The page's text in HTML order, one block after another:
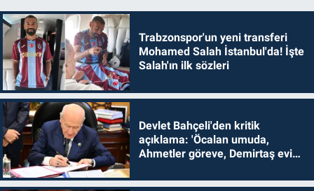
Trabzonspor'un yeni transferi
Mohamed Salah İstanbul'da! İşte
Salah'ın ilk sözleri
Devlet Bahçeli'den kritik
açıklama: 'Öcalan umuda,
Ahmetler göreve, Demirtaş evine